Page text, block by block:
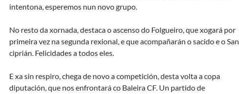
intentona, esperemos nun novo grupo.
No resto da xornada, destaca o ascenso do Folgueiro, que xogará por
primeira vez na segunda rexional, e que acompañarán o sacido e o San
ciprián. Felicidades a todos eles.
E xa sin respiro, chega de novo a competición, desta volta a copa
diputación, que nos enfrontará co Baleira CF. Un partido de